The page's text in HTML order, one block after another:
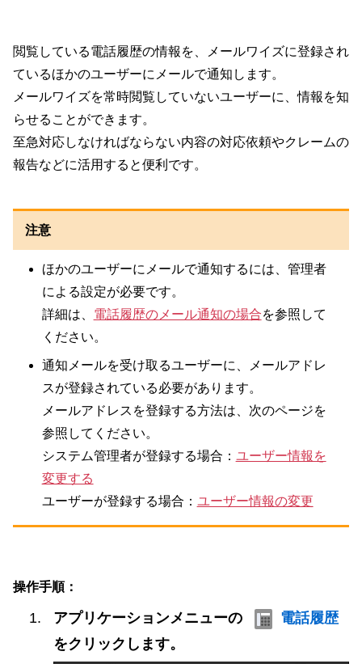
閲覧している電話履歴の情報を、メールワイズに登録され
ているほかのユーザーにメールで通知します。
メールワイズを常時閲覧していないユーザーに、情報を知
らせることができます。
至急対応しなければならない内容の対応依頼やクレームの
報告などに活用すると便利です。
注意
ほかのユーザーにメールで通知するには、管理者
による設定が必要です。
詳細は、 電話履歴のメール通知の場合を参照して
ください。
通知メールを受け取るユーザーに、メールアドレ
スが登録されている必要があります。
メールアドレスを登録する方法は、次のページを
参照してください。
システム管理者が登録する場合： ユーザー情報を
変更する
ユーザーが登録する場合： ユーザー情報の変更
操作手順：
アプリケーションメニューの
電話履歴
をクリックします。